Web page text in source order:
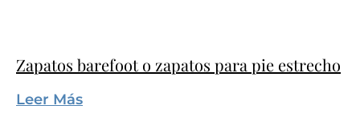
Zapatos barefoot o zapatos para pie estrecho
Leer Más